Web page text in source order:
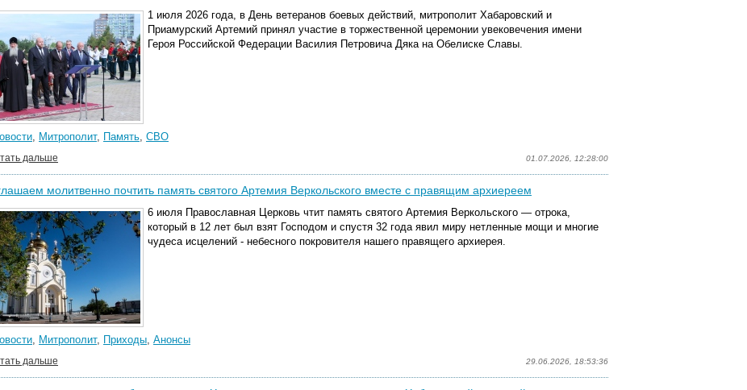
1 июля 2026 года, в День ветеранов боевых действий, митрополит Хабаровский и
Приамурский Артемий принял участие в торжественной церемонии увековечения имени
Героя Российской Федерации Василия Петровича Дяка на Обелиске Славы.
, Митрополит, Память, СВО
01.07.2026, 12:28:00
дальше
молитвенно почтить память святого Артемия Веркольского вместе с правящим архиереем
6 июля Православная Церковь чтит память святого Артемия Веркольского — отрока,
который в 12 лет был взят Господом и спустя 32 года явил миру нетленные мощи и многие
чудеса исцелений - небесного покровителя нашего правящего архиерея.
, Митрополит, Приходы, Анонсы
29.06.2026, 18:53:36
дальше